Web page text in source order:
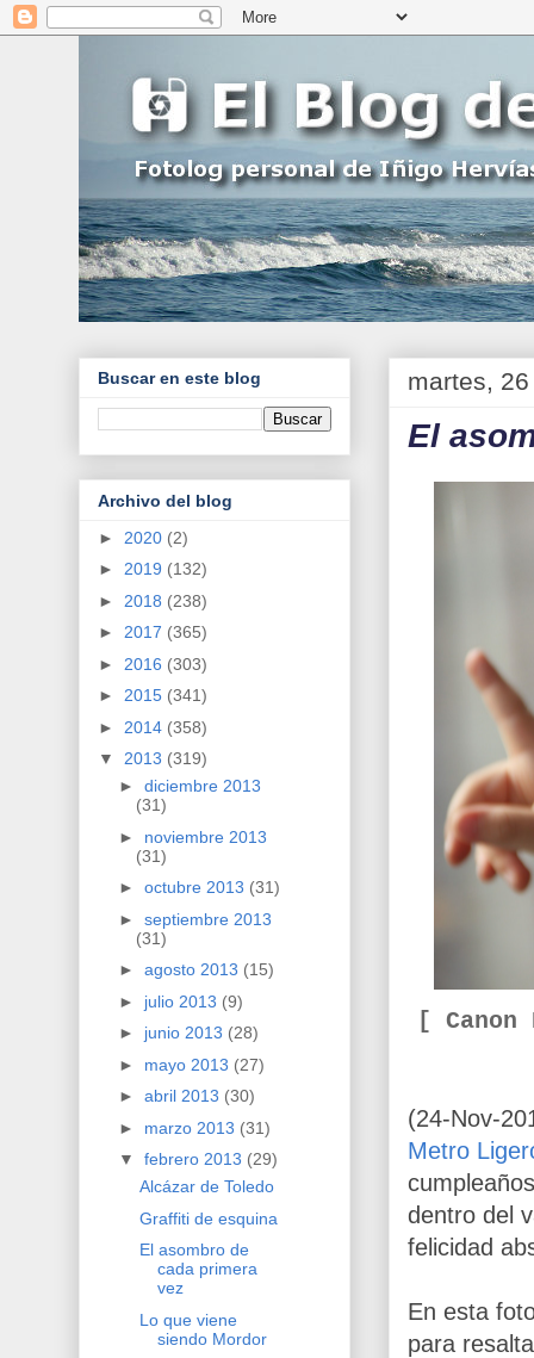
martes,
El
[
(24-Nov-
Metro
cumpleaños
dentro del
felicidad
En esta
para
Buscar en este blog
Archivo del blog
► 2020 (2)
► 2019 (132)
► 2018 (238)
► 2017 (365)
► 2016 (303)
► 2015 (341)
► 2014 (358)
▼ 2013 (319)
► diciembre 2013
(31)
► noviembre 2013
(31)
► octubre 2013 (31)
► septiembre 2013
(31)
► agosto 2013 (15)
► julio 2013 (9)
► junio 2013 (28)
► mayo 2013 (27)
► abril 2013 (30)
► marzo 2013 (31)
▼ febrero 2013 (29)
Alcázar de Toledo
Graffiti de esquina
El asombro de
cada primera
vez
Lo que viene
siendo Mordor